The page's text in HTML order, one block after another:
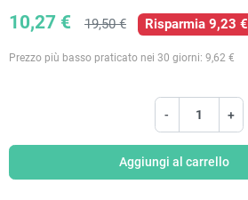
10,27 € 19,50 € Risparmia 9,23 €
Prezzo più basso praticato nei 30 giorni: 9,62 €
- +
Aggiungi al carrello